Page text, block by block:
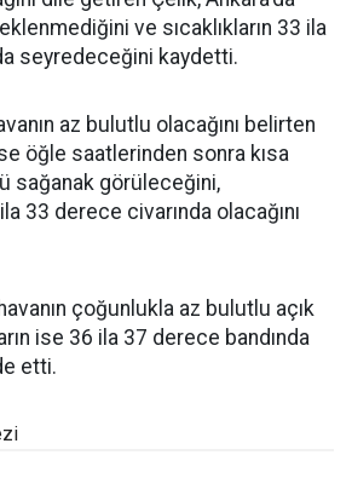
ve sıcaklıkların 33 ila
seyredeceğini kaydetti.
az bulutlu olacağını belirten
öğle saatlerinden sonra kısa
sağanak görüleceğini,
33 derece civarında olacağını
çoğunlukla az bulutlu açık
ise 36 ila 37 derece bandında
etti.